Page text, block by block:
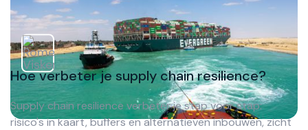
Hoe verbeter je supply chain resilience?
Supply chain resilience verbeter je stap voor stap:
risico's in kaart, buffers en alternatieven inbouwen, zicht